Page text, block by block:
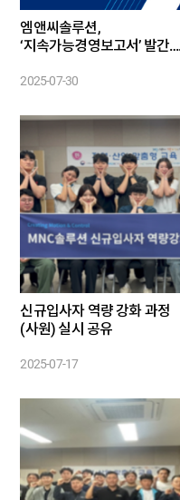
엠앤씨솔루션,
‘지속가능경영보고서’ 발간…
2025-07-30
신규입사자 역량 강화 과정
(사원) 실시 공유
2025-07-17